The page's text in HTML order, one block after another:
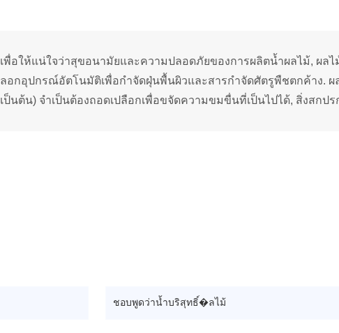
เพื่อให้แน่ใจว่าสุขอนามัยและความปลอดภัยของการผลิตน้ำผลไม้, ผล
ลอกอุปกรณ์อัตโนมัติเพื่อกำจัดฝุ่นพื้นผิวและสารกำจัดศัตรูพืชตกค้าง. ผ
เป็นต้น) จำเป็นต้องถอดเปลือกเพื่อขจัดความขมขื่นที่เป็นไปได้, สิ่งสก